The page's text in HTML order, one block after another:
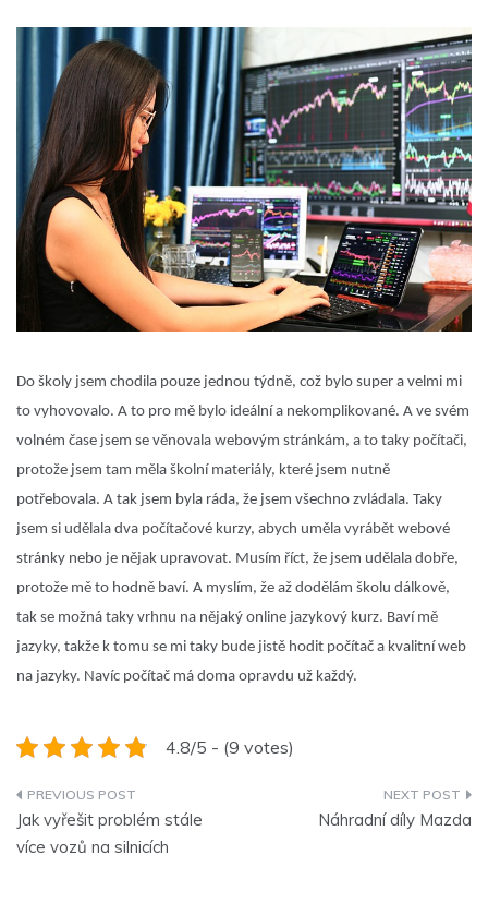
Do školy jsem chodila pouze jednou týdně, což bylo super a velmi mi
to vyhovovalo. A to pro mě bylo ideální a nekomplikované. A ve svém
volném čase jsem se věnovala webovým stránkám, a to taky počítači,
protože jsem tam měla školní materiály, které jsem nutně
potřebovala. A tak jsem byla ráda, že jsem všechno zvládala. Taky
jsem si udělala dva počítačové kurzy, abych uměla vyrábět webové
stránky nebo je nějak upravovat. Musím říct, že jsem udělala dobře,
protože mě to hodně baví. A myslím, že až dodělám školu dálkově,
tak se možná taky vrhnu na nějaký online jazykový kurz. Baví mě
jazyky, takže k tomu se mi taky bude jistě hodit počítač a kvalitní web
na jazyky. Navíc počítač má doma opravdu už každý.
4.8/5 - (9 votes)
Navigace
pro
Jak vyřešit problém stále
více vozů na silnicích
Náhradní díly Mazda